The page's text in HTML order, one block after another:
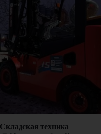
Складская техника